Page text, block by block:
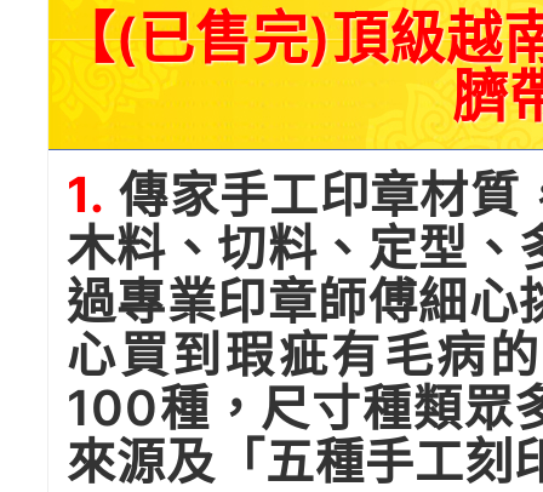
【(已售完)頂級越
臍
1. 傳家手工印章材質
木料、切料、定型、
過專業印章師傅細心
心買到瑕疵有毛病
100種，尺寸種類眾
來源及「五種手工刻